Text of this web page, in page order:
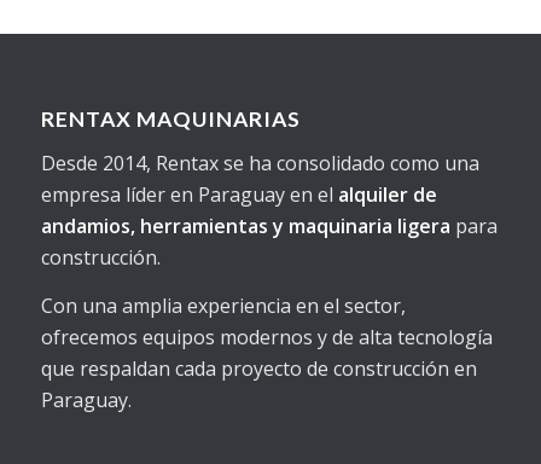
RENTAX MAQUINARIAS
Desde 2014, Rentax se ha consolidado como una
empresa líder en Paraguay en el alquiler de
andamios, herramientas y maquinaria ligera para
construcción.
Con una amplia experiencia en el sector,
ofrecemos equipos modernos y de alta tecnología
que respaldan cada proyecto de construcción en
Paraguay.